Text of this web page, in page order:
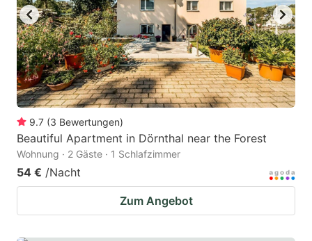
to
get
the
keyboard
shortcuts
for
changing
dates.
to
get
the
keyboard
shortcuts
changing
9.7 (3 Bewertungen)
Beautiful Apartment in Dörnthal near the Forest
Wohnung · 2 Gäste · 1 Schlafzimmer
54 € /Nacht
Zum Angebot